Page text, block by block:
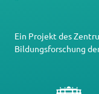
Ein Projekt des
Bildungsforschung